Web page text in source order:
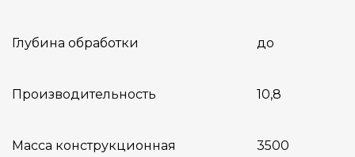
Глубина обработки до
Производительность 10,8
Масса конструкционная 3500